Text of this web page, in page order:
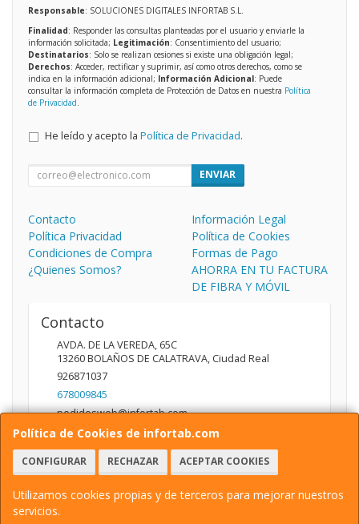
Política de Cookies de infortab.com
CONFIGURAR RECHAZAR ACEPTAR COOKIES
Utilizamos cookies propias y de terceros para mejorar nuestros
servicios.
Responsable: SOLUCIONES DIGITALES INFORTAB S.L.
Finalidad: Responder las consultas planteadas por el usuario y enviarle la
información solicitada; Legitimación: Consentimiento del usuario;
Destinatarios: Solo se realizan cesiones si existe una obligación legal;
Derechos: Acceder, rectificar y suprimir, así como otros derechos, como se
indica en la información adicional; Información Adicional: Puede
consultar la información completa de Protección de Datos en nuestra Política
de Privacidad
He leído y acepto la Política de Privacidad.
ENVIAR
Contacto
Información Legal
Política Privacidad
Política de Cookies
Condiciones de Compra
Formas de Pago
¿Quienes Somos?
AHORRA EN TU FACTURA
DE FIBRA Y MÓVIL
Contacto
AVDA. DE LA VEREDA, 65C
13260BOLAÑOS DE CALATRAVA, Ciudad Real
926871037
678009845
pedidosweb@infortab.com
Horario
10:00 A 14:00 17:00 A 20:30